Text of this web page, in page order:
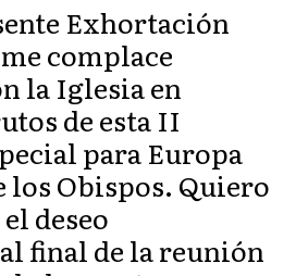
Exhortación
complace
la Iglesia en
de esta II
para Europa
los Obispos. Quiero
deseo
final de la reunión